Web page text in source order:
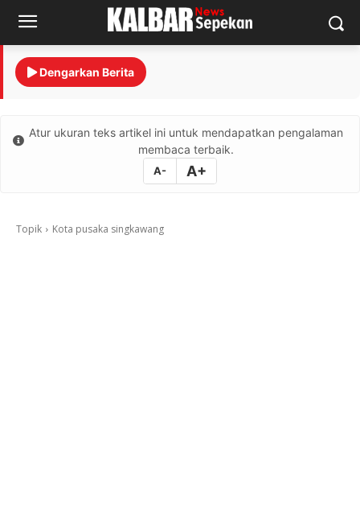
Dengarkan Berita
Atur ukuran teks artikel ini untuk mendapatkan pengalaman
membaca terbaik.
A- A+
Topik Kota pusaka singkawang